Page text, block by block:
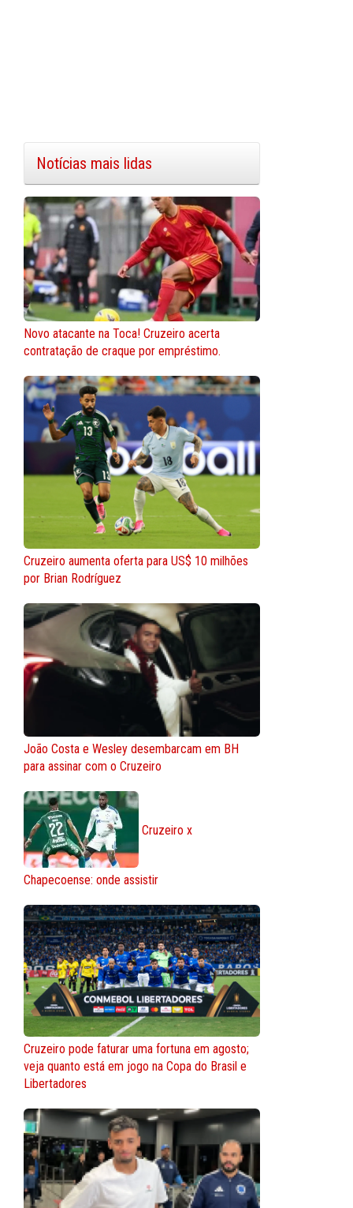
Notícias mais lidas
Novo atacante na Toca! Cruzeiro acerta
contratação de craque por empréstimo.
Cruzeiro aumenta oferta para US$ 10 milhões
por Brian Rodríguez
João Costa e Wesley desembarcam em BH
para assinar com o Cruzeiro
Cruzeiro x
Chapecoense: onde assistir
Cruzeiro pode faturar uma fortuna em agosto;
veja quanto está em jogo na Copa do Brasil e
Libertadores